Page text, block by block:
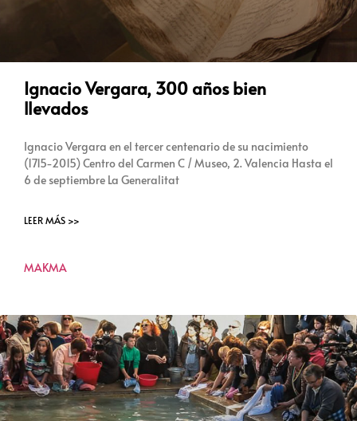
Ignacio Vergara, 300 años bien
llevados
Ignacio Vergara en el tercer centenario de su nacimiento
(1715-2015) Centro del Carmen C / Museo, 2. Valencia Hasta el
6 de septiembre La Generalitat
LEER MÁS >>
MAKMA